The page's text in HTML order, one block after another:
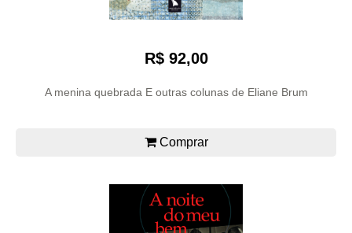
R$ 92,00
A menina quebrada E outras colunas de Eliane Brum
Comprar